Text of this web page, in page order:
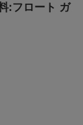
:フロート ガ